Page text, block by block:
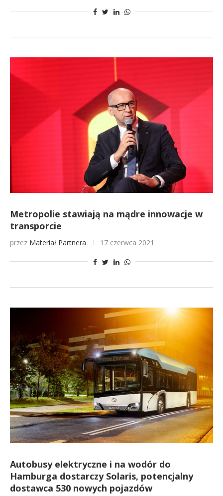
Metropolie stawiają na mądre innowacje w
transporcie
przez Materiał Partnera 17 czerwca 2021
Autobusy elektryczne i na wodór do
Hamburga dostarczy Solaris, potencjalny
dostawca 530 nowych pojazdów